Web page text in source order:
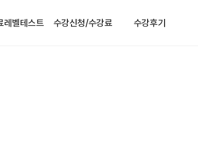
레벨테스트 수강신청/수강료 수강후기